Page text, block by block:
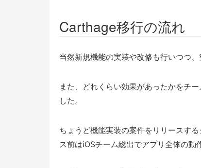
Carthage移行の流れ
当然新規機能の実装や改修も行いつつ
また、どれくらい効果があったかをチ
した。
ちょうど機能実装の案件をリリースす
ス前はiOSチーム総出でアプリ全体の動